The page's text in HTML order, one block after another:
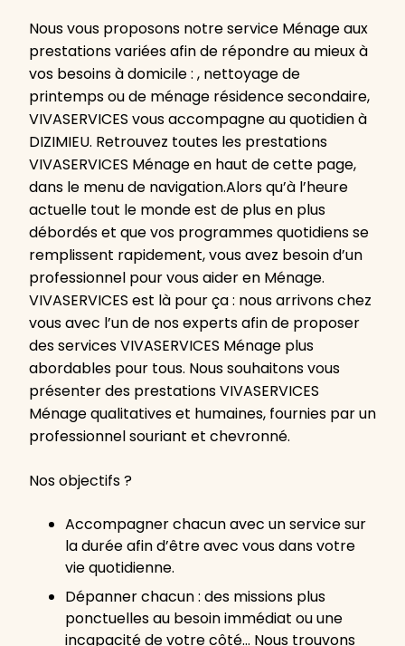
Nous vous proposons notre service Ménage aux
prestations variées afin de répondre au mieux à
vos besoins à domicile : , nettoyage de
printemps ou de ménage résidence secondaire,
VIVASERVICES vous accompagne au quotidien à
DIZIMIEU. Retrouvez toutes les prestations
VIVASERVICES Ménage en haut de cette page,
dans le menu de navigation.Alors qu’à l’heure
actuelle tout le monde est de plus en plus
débordés et que vos programmes quotidiens se
remplissent rapidement, vous avez besoin d’un
professionnel pour vous aider en Ménage.
VIVASERVICES est là pour ça : nous arrivons chez
vous avec l’un de nos experts afin de proposer
des services VIVASERVICES Ménage plus
abordables pour tous. Nous souhaitons vous
présenter des prestations VIVASERVICES
Ménage qualitatives et humaines, fournies par un
professionnel souriant et chevronné.
Nos objectifs ?
Accompagner chacun avec un service sur
la durée afin d’être avec vous dans votre
vie quotidienne.
Dépanner chacun : des missions plus
ponctuelles au besoin immédiat ou une
incapacité de votre côté… Nous trouvons